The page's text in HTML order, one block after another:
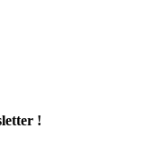
!